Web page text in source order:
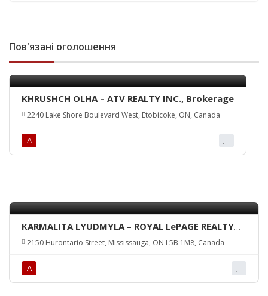
Пов'язані оголошення
KHRUSHCH OLHA – ATV REALTY INC., Brokerage
2240 Lake Shore Boulevard West, Etobicoke, ON, Canada
А
KARMALITA LYUDMYLA – ROYAL LePAGE REALTY
CENTRE, Brokerage
2150 Hurontario Street, Mississauga, ON L5B 1M8, Canada
А